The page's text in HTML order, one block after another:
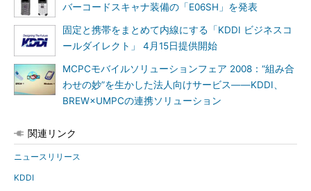
バーコードスキャナ装備の「E06SH」を発表
固定と携帯をまとめて内線にする「KDDI ビジネスコ
ールダイレクト」 4月15日提供開始
MCPCモバイルソリューションフェア 2008：“組み合
わせの妙”を生かした法人向けサービス――KDDI、
BREW×UMPCの連携ソリューション
関連リンク
ニュースリリース
KDDI